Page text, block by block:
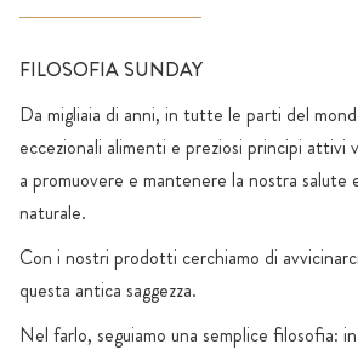
FILOSOFIA SUNDAY
Da migliaia di anni, in tutte le parti del
eccezionali alimenti e preziosi principi attivi
a promuovere e mantenere la nostra salute
naturale.
Con i nostri prodotti cerchiamo di
questa antica saggezza.
Nel farlo, seguiamo una semplice filosofia: